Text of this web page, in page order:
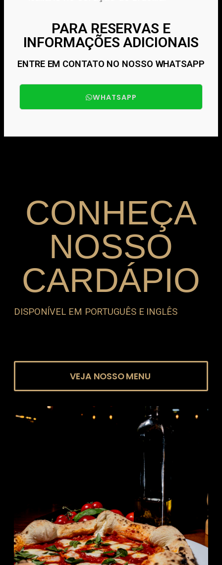
PARA RESERVAS E
INFORMAÇÕES ADICIONAIS
ENTRE EM CONTATO NO NOSSO WHATSAPP
WHATSAPP
CONHEÇA
NOSSO
CARDÁPIO
DISPONÍVEL EM PORTUGUÊS E INGLÊS
VEJA NOSSO MENU